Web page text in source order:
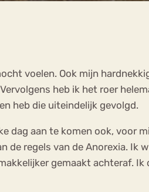
voelen. Ook mijn
heb ik het roer
en heb die uiteindelijk gevolgd.
dag aan te komen ook, voor
de regels van de Anorexia.
gemaakt achteraf.